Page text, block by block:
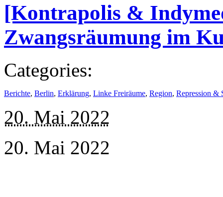
[Kontrapolis &
Zwangsräumung im
Categories:
Berichte, Berlin, Erklärung, Linke Freiräume, Region, Repression &
20. Mai 2022
20. Mai 2022